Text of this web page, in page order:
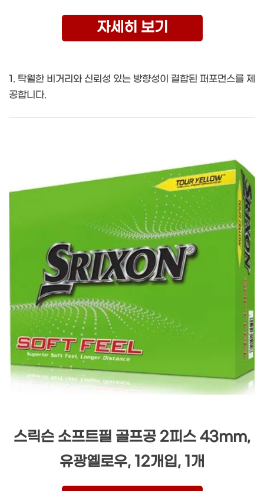
자세히 보기
1. 탁월한 비거리와 신뢰성 있는 방향성이 결합된 퍼포먼스를 제
공합니다.
스릭슨 소프트필 골프공 2피스 43mm,
유광옐로우, 12개입, 1개